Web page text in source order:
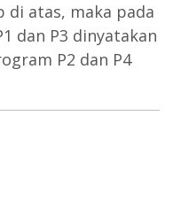
atas, maka pada
dan P3 dinyatakan
P2 dan P4